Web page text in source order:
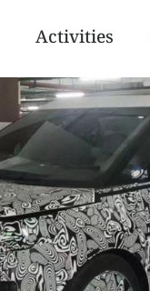
Activities